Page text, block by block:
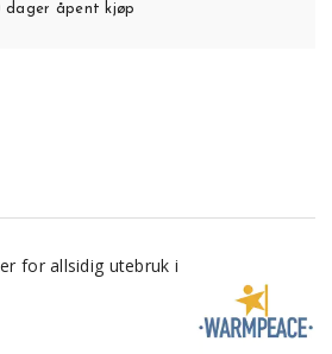
dager åpent kjøp
for allsidig utebruk i